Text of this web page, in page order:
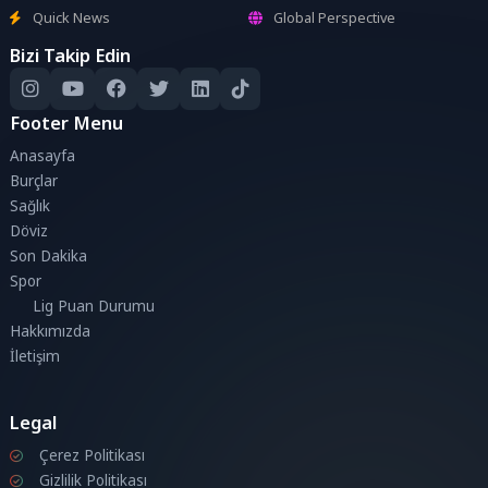
Quick News
Global Perspective
Bizi Takip Edin
Footer Menu
Anasayfa
Burçlar
Sağlık
Döviz
Son Dakika
Spor
Lig Puan Durumu
Hakkımızda
İletişim
Legal
Çerez Politikası
Gizlilik Politikası